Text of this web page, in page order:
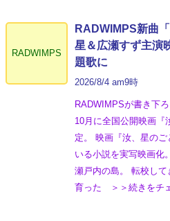
RADWIMPS
RADWIMPS新曲
星＆広瀬すず主演
題歌に
2026/8/4 am9時
RADWIMPSが書き下
10月に全国公開映画『
定。 映画『汝、星の
いる小説を実写映画化
瀬戸内の島。 転校し
育った ＞＞続きをチ